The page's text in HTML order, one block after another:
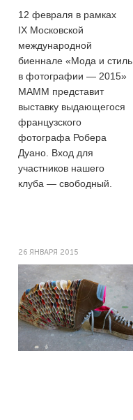
12 февраля в рамках
IX Московской
международной
биеннале «Мода и стиль
в фотографии — 2015»
МАММ представит
выставку выдающегося
французского
фотографа Робера
Дуано. Вход для
участников нашего
клуба — свободный.
26 ЯНВАРЯ 2015